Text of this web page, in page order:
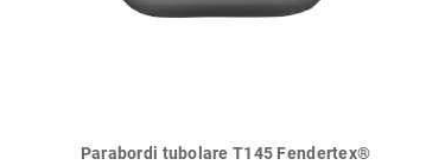
Parabordi tubolare T145 Fendertex®